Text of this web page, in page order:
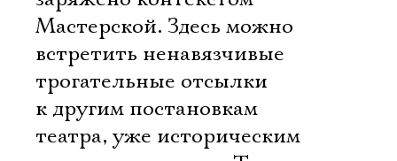
Мастерской. Здесь можно
встретить ненавязчивые
трогательные отсылки
к другим постановкам
театра, уже историческим